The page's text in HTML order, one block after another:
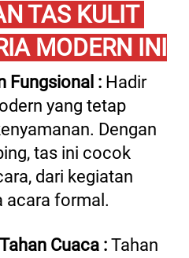
TAS KULIT
MODERN INI
Fungsional : Hadir
yang tetap
Dengan
tas ini cocok
dari kegiatan
acara formal.
Cuaca : Tahan